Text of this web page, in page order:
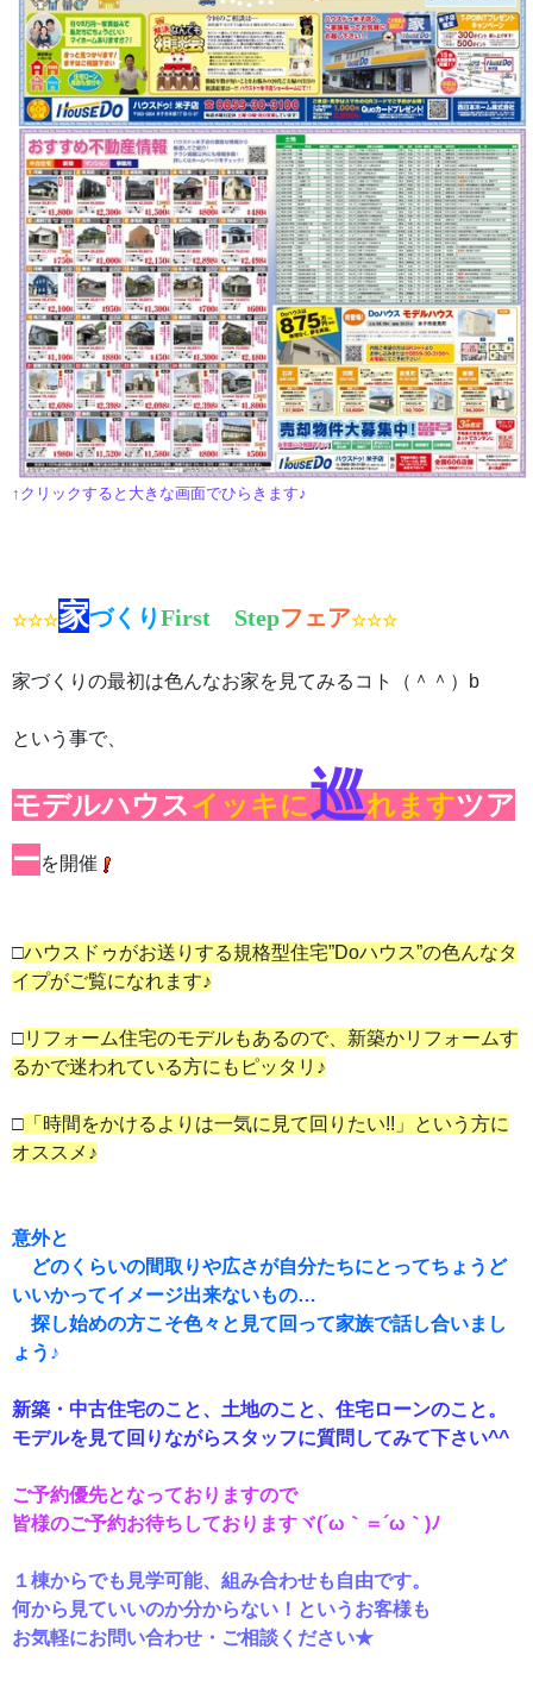
↑クリックすると大きな画面でひらきます♪
☆☆☆家づくりFirst Stepフェア☆☆☆
家づくりの最初は色んなお家を見てみるコト（＾＾）b
という事で、
モデルハウスイッキに巡れますツア
ーを開催
□ハウスドゥがお送りする規格型住宅”Doハウス”の色んなタ
イプがご覧になれます♪
□リフォーム住宅のモデルもあるので、新築かリフォームす
るかで迷われている方にもピッタリ♪
□ 「時間をかけるよりは一気に見て回りたい!!」という方に
オススメ♪
意外と
どのくらいの間取りや広さが自分たちにとってちょうど
いいかってイメージ出来ないもの…
探し始めの方こそ色々と見て回って家族で話し合いまし
ょう♪
新築・中古住宅のこと、土地のこと、住宅ローンのこと。
モデルを見て回りながらスタッフに質問してみて下さい^^
ご予約優先となっておりますので
皆様のご予約お待ちしておりますヾ(´ω｀＝´ω｀)ﾉ
１棟からでも見学可能、組み合わせも自由です。
何から見ていいのか分からない！というお客様も
お気軽にお問い合わせ・ご相談ください★